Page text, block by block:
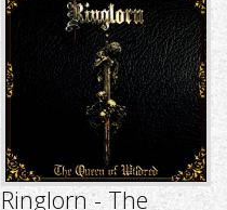
Ringlorn - The